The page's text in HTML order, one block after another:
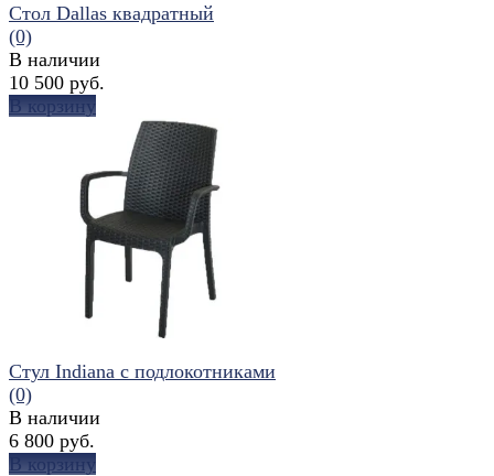
избранное сравнить
Стол Dallas квадратный
(0)
В наличии
10 500 руб.
В корзину
Стул Indiana с подлокотниками
(0)
В наличии
6 800 руб.
В корзину